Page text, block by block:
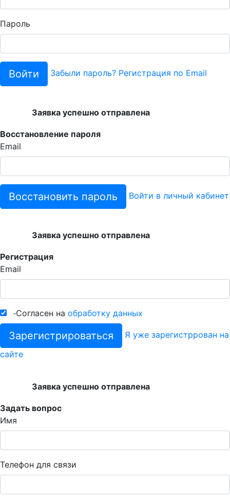
Пароль
Войти Забыли пароль? Регистрация по Email
Заявка успешно отправлена
Восстановление пароля
Email
Восстановить пароль Войти в личный кабинет
Заявка успешно отправлена
Регистрация
Email
Согласен на обработку данных
Зарегистрироваться
Я уже зарегистррован на
сайте
Заявка успешно отправлена
Задать вопрос
Имя
Телефон для связи